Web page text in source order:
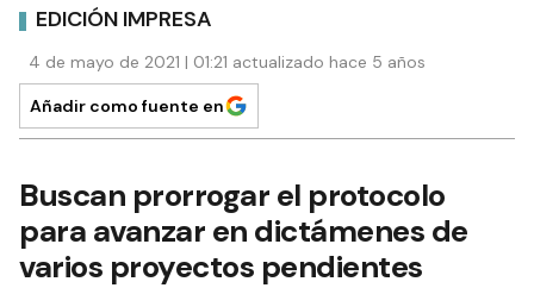
EDICIÓN IMPRESA
4 de mayo de 2021 | 01:21 actualizado hace 5 años
Añadir como fuente en
Buscan prorrogar el protocolo
para avanzar en dictámenes de
varios proyectos pendientes